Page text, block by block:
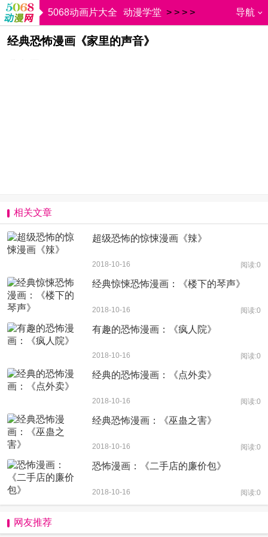
5068动画片大全 >
动漫学堂 >
漫画类型
>
悬疑漫画
> 导航
经典恐怖漫画《家里的声音》
相关文章
超级恐怖的惊悚漫画《辣》
2018-10-16 阅读:0
经典惊悚恐怖漫画：《楼下的琴声》
2018-10-16 阅读:0
有趣的恐怖漫画：《疯人院》
2018-10-16 阅读:0
经典的恐怖漫画：《点外卖》
2018-10-16 阅读:0
经典恐怖漫画：《巫蛊之害》
2018-10-16 阅读:0
恐怖漫画：《二手店的廉价包》
2018-10-16 阅读:0
网友推荐